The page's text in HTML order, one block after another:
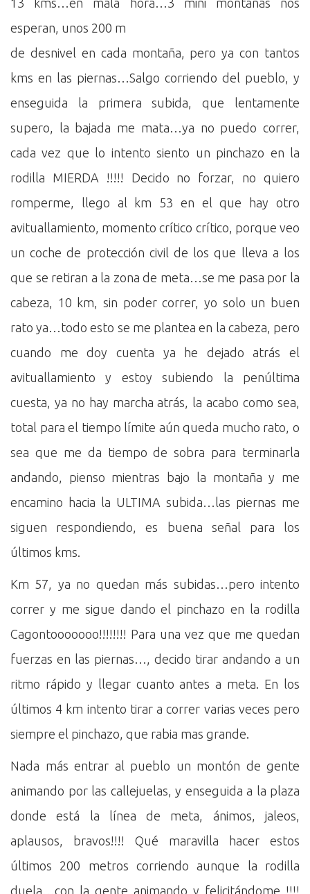
esperan, unos 200 m
de desnivel en cada montaña, pero ya con tantos
kms en las piernas…Salgo corriendo del pueblo, y
enseguida la primera subida, que lentamente
supero, la bajada me mata…ya no puedo correr,
cada vez que lo intento siento un pinchazo en la
rodilla MIERDA !!!!! Decido no forzar, no quiero
romperme, llego al km 53 en el que hay otro
avituallamiento, momento crítico crítico, porque veo
un coche de protección civil de los que lleva a los
que se retiran a la zona de meta…se me pasa por la
cabeza, 10 km, sin poder correr, yo solo un buen
rato ya…todo esto se me plantea en la cabeza, pero
cuando me doy cuenta ya he dejado atrás el
avituallamiento y estoy subiendo la penúltima
cuesta, ya no hay marcha atrás, la acabo como sea,
total para el tiempo límite aún queda mucho rato, o
sea que me da tiempo de sobra para terminarla
andando, pienso mientras bajo la montaña y me
encamino hacia la ULTIMA subida…las piernas me
siguen respondiendo, es buena señal para los
últimos kms.
Km 57, ya no quedan más subidas…pero intento
correr y me sigue dando el pinchazo en la rodilla
Cagontooooooo!!!!!!!! Para una vez que me quedan
fuerzas en las piernas…, decido tirar andando a un
ritmo rápido y llegar cuanto antes a meta. En los
últimos 4 km intento tirar a correr varias veces pero
siempre el pinchazo, que rabia mas grande.
Nada más entrar al pueblo un montón de gente
animando por las callejuelas, y enseguida a la plaza
donde está la línea de meta, ánimos, jaleos,
aplausos, bravos!!!! Qué maravilla hacer estos
últimos 200 metros corriendo aunque la rodilla
duela…con la gente animando y felicitándome !!!!